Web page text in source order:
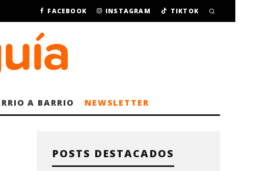
FACEBOOK INSTAGRAM TIKTOK
A BARRIO NEWSLETTER
POSTS DESTACADOS